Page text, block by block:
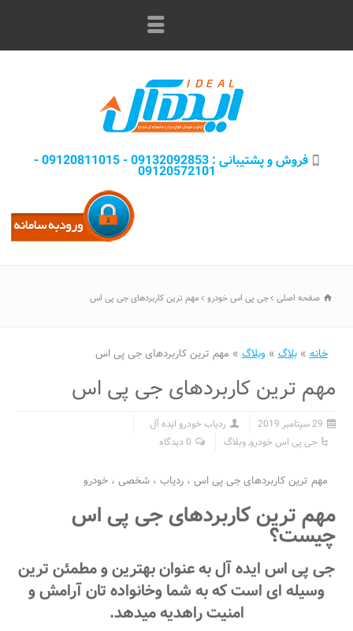
فروش و پشتيبانی : 09132092853 - 09120811015 -
09120572101
صفحه اصلی جی پی اس خودرو مهم ترین کاربردهای جی پی اس
خانه»بلاگ» وبلاگ» مهم ترین کاربردهای جی پی اس
مهم ترین کاربردهای جی پی اس
29 سپتامبر 2019
ردیاب خودرو ایده آل
جی پی اس خودرو,وبلاگ 0 دیدگاه
مهم ترین کاربردهای جی پی اس ، ردیاب ، شخصی ، خودرو
مهم ترین کاربردهای جی پی اس
چیست؟
جی پی اس ایده آل به عنوان بهترین و مطمئن ترین
وسیله ای است که به شما وخانواده تان آرامش و
امنیت راهدیه میدهد.